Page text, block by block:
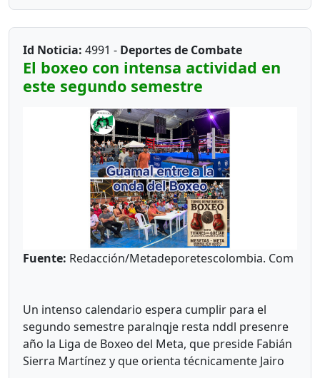
muy llanera.
*Cumare2*
Aquí se realiza el Mundial de La Vaqueria la Mujer
Llanera, Precisamente cuentan con unas de las
mejores manga de coleo en el honor a Hernan
3*
Deportistas reconocidos por la comunidad
:Enrique Braidy Requiniva, Henry Walter Palma y
ahora Leydy Cardozo, ahora entrenadora de
Cumaral reconocida por sus asaderos de carne a
la llanera, tiene el único parque en Colombia,
donde se ha hecho tres consultas. Precisamente
Id Noticia: 4991 - Deportes de Combate
El boxeo con intensa actividad en
este segundo semestre
Fuente: Redacción/Metadeporetescolombia. Com
Un intenso calendario espera cumplir para el
segundo semestre paralnqje resta nddl presenre
año la Liga de Boxeo del Meta, que preside Fabián
Sierra Martínez y que orienta técnicamente Jairo